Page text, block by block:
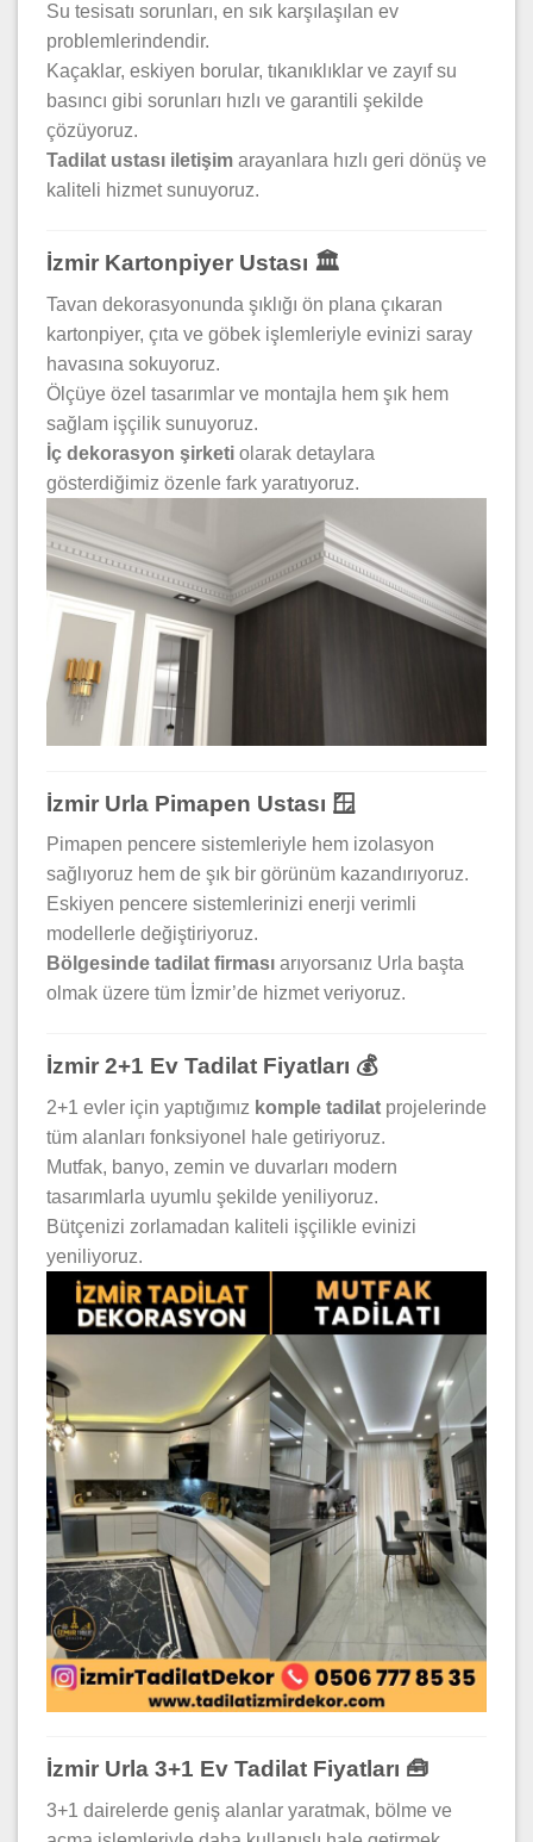
Su tesisatı sorunları, en sık karşılaşılan ev
problemlerindendir.
Kaçaklar, eskiyen borular, tıkanıklıklar ve zayıf su
basıncı gibi sorunları hızlı ve garantili şekilde
çözüyoruz.
Tadilat ustası iletişim arayanlara hızlı geri dönüş ve
kaliteli hizmet sunuyoruz.
İzmir Kartonpiyer Ustası 🏛️
Tavan dekorasyonunda şıklığı ön plana çıkaran
kartonpiyer, çıta ve göbek işlemleriyle evinizi saray
havasına sokuyoruz.
Ölçüye özel tasarımlar ve montajla hem şık hem
sağlam işçilik sunuyoruz.
İç dekorasyon şirketi olarak detaylara
gösterdiğimiz özenle fark yaratıyoruz.
İzmir Urla Pimapen Ustası 🪟
Pimapen pencere sistemleriyle hem izolasyon
sağlıyoruz hem de şık bir görünüm kazandırıyoruz.
Eskiyen pencere sistemlerinizi enerji verimli
modellerle değiştiriyoruz.
Bölgesinde tadilat firması arıyorsanız Urla başta
olmak üzere tüm İzmir’de hizmet veriyoruz.
İzmir 2+1 Ev Tadilat Fiyatları 💰
2+1 evler için yaptığımız komple tadilat projelerinde
tüm alanları fonksiyonel hale getiriyoruz.
Mutfak, banyo, zemin ve duvarları modern
tasarımlarla uyumlu şekilde yeniliyoruz.
Bütçenizi zorlamadan kaliteli işçilikle evinizi
yeniliyoruz.
İzmir Urla 3+1 Ev Tadilat Fiyatları 🧰
3+1 dairelerde geniş alanlar yaratmak, bölme ve